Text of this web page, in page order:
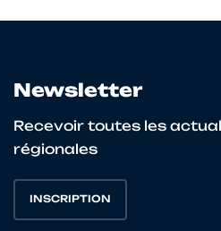
Newsletter
Recevoir toutes les
régionales
INSCRIPTION